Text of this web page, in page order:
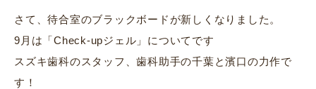
さて、待合室のブラックボードが新しくなりました。
9月は「Check-upジェル」についてです
スズキ歯科のスタッフ、歯科助手の千葉と濱口の力作で
す！